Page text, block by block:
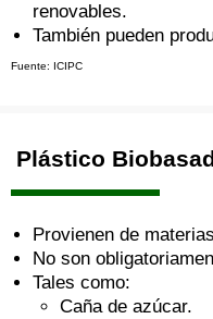
renovables.
También pueden
Fuente: ICIPC
Plástico
Provienen de
No son
Tales como:
Caña de azúcar.